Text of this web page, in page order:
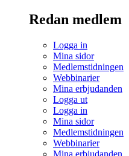
Redan medlem
Logga in
Mina sidor
Medlemstidningen
Webbinarier
Mina erbjudanden
Logga ut
Logga in
Mina sidor
Medlemstidningen
Webbinarier